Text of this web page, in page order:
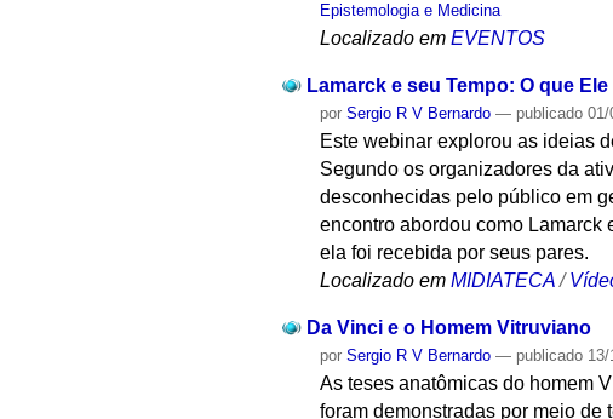
Epistemologia e Medicina
Localizado em EVENTOS
Lamarck e seu Tempo: O que
porSergio R V Bernardo — publicado
Este webinar explorou as ideias
Segundo os organizadores da
desconhecidas pelo público em
encontro abordou como Lamarck
ela foi recebida por seus pares.
Localizado em MIDIATECA /
Da Vinci e o Homem Vitruviano
porSergio R V Bernardo — publicado
As teses anatômicas do homem
foram demonstradas por meio de